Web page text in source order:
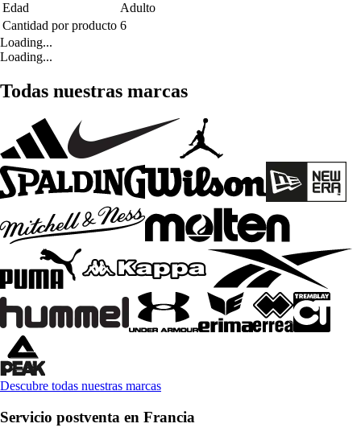
Edad
Adulto
Cantidad por producto 6
Loading...
Loading...
Todas nuestras marcas
Descubre todas nuestras marcas
Servicio postventa en Francia